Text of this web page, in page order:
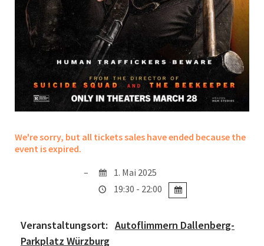
We're sorry, but all tickets sales have ended because the
event is expired.
1. Mai 2025
19:30 - 22:00
Veranstaltungsort: Autoflimmern Dallenberg-
Parkplatz Würzburg